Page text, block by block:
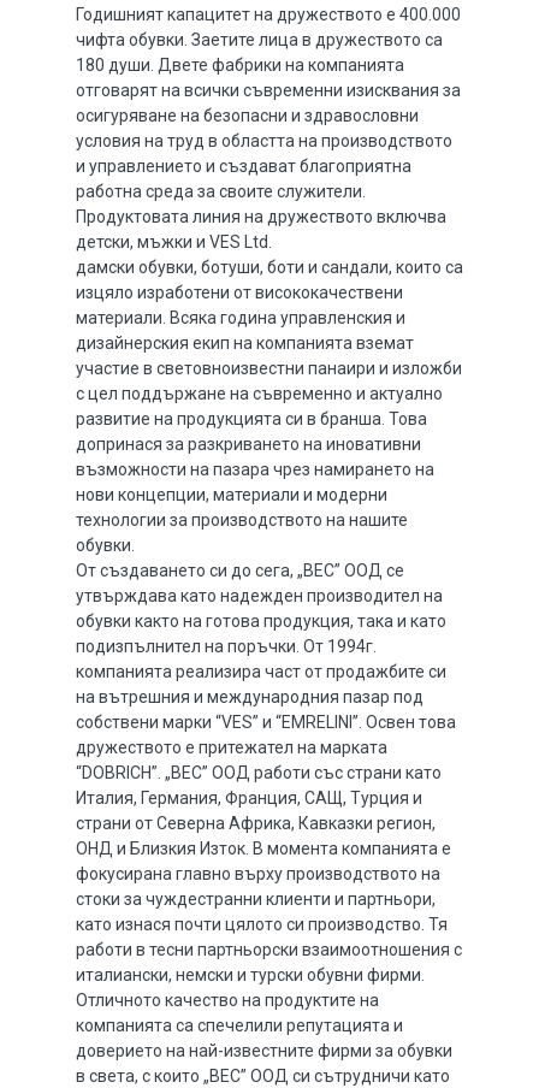
Годишният капацитет на дружеството е 400.000
чифта обувки. Заетите лица в дружеството са
180 души. Двете фабрики на компанията
отговарят на всички съвременни изисквания за
осигуряване на безопасни и здравословни
условия на труд в областта на производството
и управлението и създават благоприятна
работна среда за своите служители.
Продуктовата линия на дружеството включва
детски, мъжки и VES Ltd.
дамски обувки, ботуши, боти и сандали, които са
изцяло изработени от висококачествени
материали. Всяка година управленския и
дизайнерския екип на компанията вземат
участие в световноизвестни панаири и изложби
с цел поддържане на съвременно и актуално
развитие на продукцията си в бранша. Това
допринася за разкриването на иновативни
възможности на пазара чрез намирането на
нови концепции, материали и модерни
технологии за производството на нашите
обувки.
От създаването си до сега, „ВЕС” ООД се
утвърждава като надежден производител на
обувки както на готова продукция, така и като
подизпълнител на поръчки. От 1994г.
компанията реализира част от продажбите си
на вътрешния и международния пазар под
собствени марки “VES” и “EMRELINI”. Освен това
дружеството е притежател на марката
“DOBRICH”. „ВЕС” ООД работи със страни като
Италия, Германия, Франция, САЩ, Турция и
страни от Северна Африка, Кавказки регион,
ОНД и Близкия Изток. В момента компанията е
фокусирана главно върху производството на
стоки за чуждестранни клиенти и партньори,
като изнася почти цялото си производство. Тя
работи в тесни партньорски взаимоотношения с
италиански, немски и турски обувни фирми.
Отличното качество на продуктите на
компанията са спечелили репутацията и
доверието на най-известните фирми за обувки
в света, с които „ВЕС” ООД си сътрудничи като